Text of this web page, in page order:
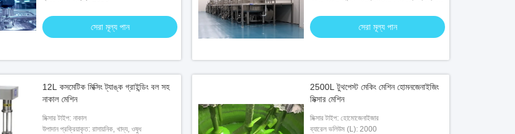
সেরা মূল্য পান সেরা মূল্য পান
12L কসমেটিক মিক্সিং ট্যাঙ্ক গ্রাইন্ডিং বল সহ
নাকাল মেশিন
মিক্সার টাইপ: নাকাল
উপাদান প্রক্রিয়াকৃত: রাসায়নিক, খাদ্য, ওষুধ
2500L টুথপেস্ট মেকিং মেশিন হোমনজেনাইজিং
মিক্সার মেশিন
মিক্সার টাইপ: হোমোজেনাইজার
ব্যারেল ভলিউম (L): 2000